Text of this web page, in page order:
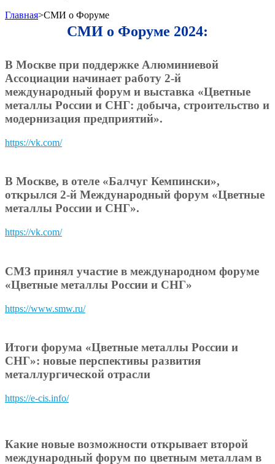
Главная>СМИ о Форуме
СМИ о Форуме 2024:
В Москве при поддержке Алюминиевой
Ассоциации начинает работу 2-й
международный форум и выставка «Цветные
металлы России и СНГ: добыча, строительство и
модернизация предприятий».
https://vk.com/
В Москве, в отеле «Балчуг Кемпински»,
открылся 2-й Международный форум «Цветные
металлы России и СНГ».
https://vk.com/
СМЗ принял участие в международном форуме
«Цветные металлы России и СНГ»
https://www.smw.ru/
Итоги форума «Цветные металлы России и
СНГ»: новые перспективы развития
металлургической отрасли
https://e-cis.info/
Какие новые возможности открывает второй
международный форум по цветным металлам в